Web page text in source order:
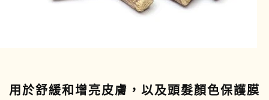
用於舒緩和增亮皮膚，以及頭髮顏色保護膜